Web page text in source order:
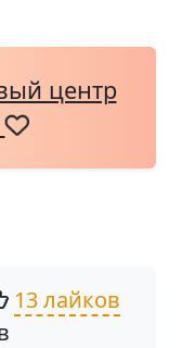
центр
13 лайков